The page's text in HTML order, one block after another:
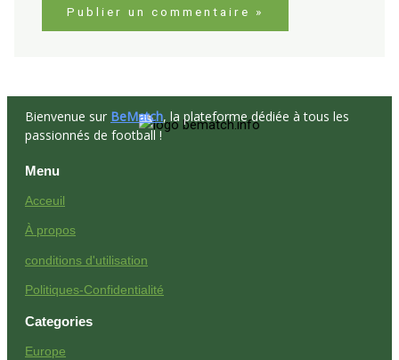
Bienvenue sur BeMatch, la plateforme dédiée à tous les
passionnés de football !
Menu
Acceuil
À propos
conditions d'utilisation
Politiques-Confidentialité
Categories
Europe